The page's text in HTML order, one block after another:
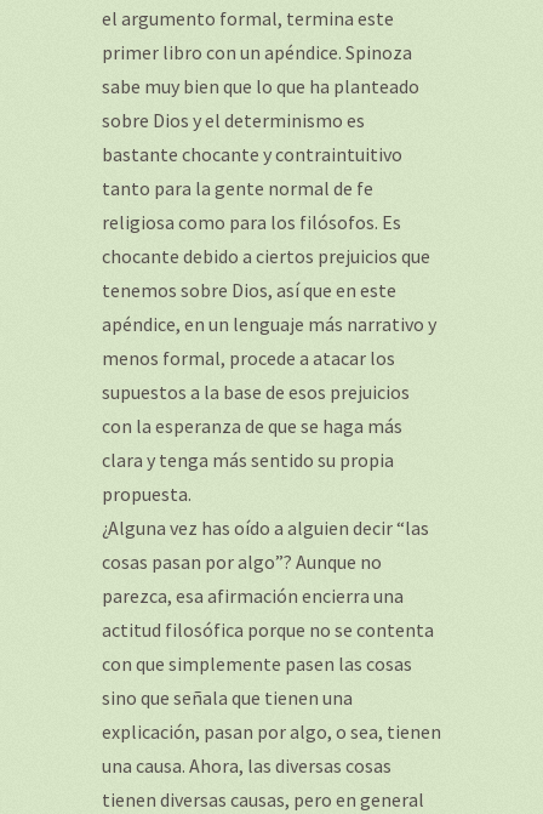
el argumento formal, termina este
primer libro con un apéndice. Spinoza
sabe muy bien que lo que ha planteado
sobre Dios y el determinismo es
bastante chocante y contraintuitivo
tanto para la gente normal de fe
religiosa como para los filósofos. Es
chocante debido a ciertos prejuicios que
tenemos sobre Dios, así que en este
apéndice, en un lenguaje más narrativo y
menos formal, procede a atacar los
supuestos a la base de esos prejuicios
con la esperanza de que se haga más
clara y tenga más sentido su propia
propuesta.
¿Alguna vez has oído a alguien decir “las
cosas pasan por algo”? Aunque no
parezca, esa afirmación encierra una
actitud filosófica porque no se contenta
con que simplemente pasen las cosas
sino que señala que tienen una
explicación, pasan por algo, o sea, tienen
una causa. Ahora, las diversas cosas
tienen diversas causas, pero en general